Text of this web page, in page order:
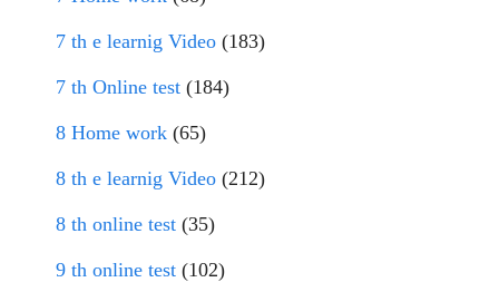
7 th e learnig Video (183)
7 th Online test (184)
8 Home work (65)
8 th e learnig Video (212)
8 th online test (35)
9 th online test (102)